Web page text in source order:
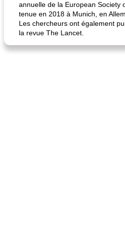
annuelle de la European Society
tenue en 2018 à Munich, en
Les chercheurs ont également
la revue The Lancet.